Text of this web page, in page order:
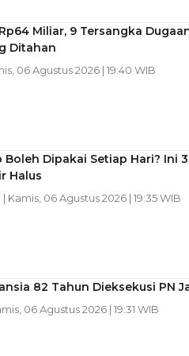
Miliar, 9 Tersangka
Ditahan
06 Agustus 2026 | 19:40 WIB
Boleh Dipakai Setiap Hari? Ini
Halus
| Kamis, 06 Agustus 2026 | 19:35 WIB
82 Tahun Dieksekusi PN
06 Agustus 2026 | 19:31 WIB